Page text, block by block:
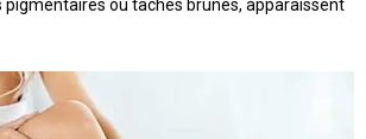
pigmentaires ou taches brunes, apparaissent